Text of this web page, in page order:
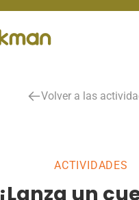
Volver a las
ACTIVIDADES
¡Lanza un